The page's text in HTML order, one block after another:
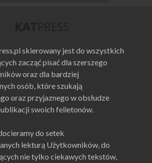
skierowany jest do wszystkich
zacząć pisać dla szerszego
oraz dla bardziej
osób, które szukają
oraz przyjaznego w obsłudze
swoich felietonów.
do setek
lekturą Użytkowników, do
nie tylko ciekawych tekstów,